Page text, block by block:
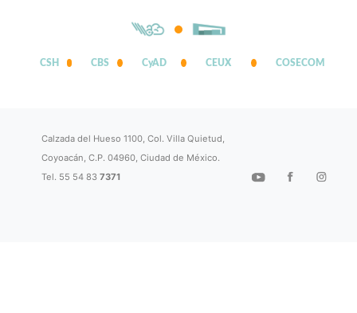
CSH CBS CyAD CEUX COSECOM
Calzada del Hueso 1100, Col. Villa Quietud,
Coyoacán, C.P. 04960, Ciudad de México.
Tel. 55 54 837371